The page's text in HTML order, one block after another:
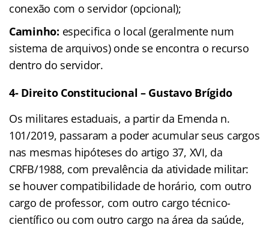
conexão com o servidor (opcional);
Caminho: especifica o local (geralmente num
sistema de arquivos) onde se encontra o recurso
dentro do servidor.
4- Direito Constitucional – Gustavo Brígido
Os militares estaduais, a partir da Emenda n.
101/2019, passaram a poder acumular seus cargos
nas mesmas hipóteses do artigo 37, XVI, da
CRFB/1988, com prevalência da atividade militar:
se houver compatibilidade de horário, com outro
cargo de professor, com outro cargo técnico-
científico ou com outro cargo na área da saúde,